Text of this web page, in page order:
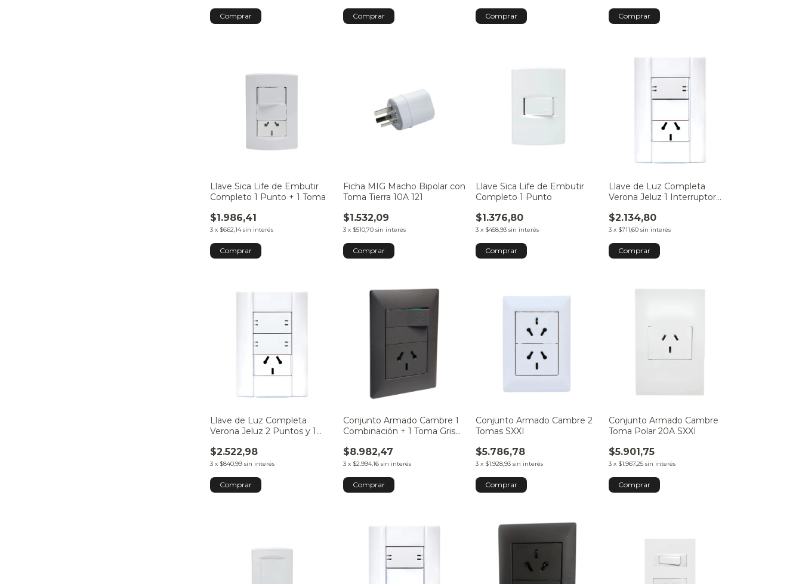
Llave Sica Life de Embutir
Completo 1 Punto + 1 Toma
$1.986,41
3 x $662,14 sin interés
Ficha MIG Macho Bipolar con
Toma Tierra 10A 121
$1.532,09
3 x $510,70 sin interés
Llave Sica Life de Embutir
Completo 1 Punto
$1.376,80
3 x $458,93 sin interés
Llave de Luz Completa
Verona Jeluz 1 Interruptor
Tomacorrientes
$2.134,80
3 x $711,60 sin interés
Llave de Luz Completa
Verona Jeluz 2 Puntos y 1
$2.522,98
3 x $840,99 sin interés
Conjunto Armado Cambre 1
Combinación + 1 Toma Gris
$8.982,47
3 x $2.994,16 sin interés
Conjunto Armado Cambre 2
Tomas SXXI
$5.786,78
3 x $1.928,93 sin interés
Conjunto Armado Cambre
Toma Polar 20A SXXI
$5.901,75
3 x $1.967,25 sin interés